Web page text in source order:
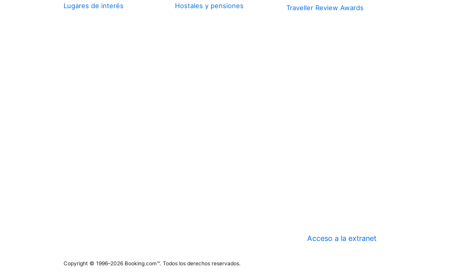
Lugares de interés
Hostales y pensiones
Traveller Review Awards
Acceso a la extranet
Copyright © 1996–2026 Booking.com™. Todos los derechos reservados.